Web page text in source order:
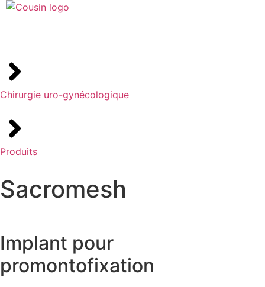
Chirurgie uro-gynécologique
Produits
Sacromesh
Implant pour
promontofixation